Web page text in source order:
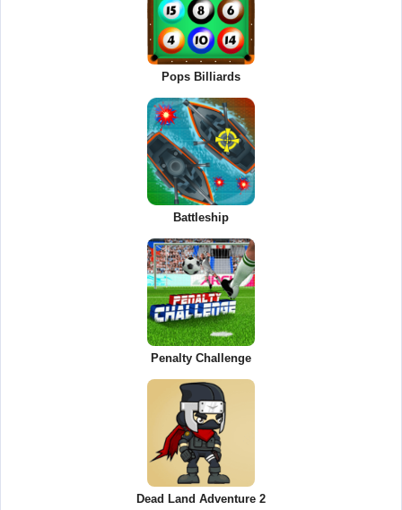
Pops Billiards
Battleship
Penalty Challenge
Dead Land Adventure 2